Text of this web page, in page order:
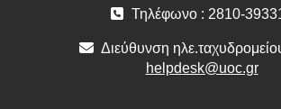
Τηλέφωνο : 2810-
Διεύθυνση
helpdesk@uoc.gr